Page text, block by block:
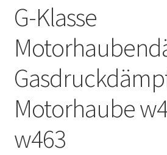
G-Klasse
Motorhaube
w463